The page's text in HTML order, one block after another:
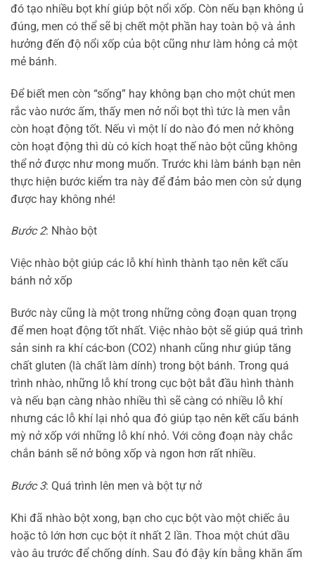
đó tạo nhiều bọt khí giúp bột nổi xốp. Còn nếu bạn không ủ
đúng, men có thể sẽ bị chết một phần hay toàn bộ và ảnh
hưởng đến độ nổi xốp của bột cũng như làm hỏng cả một
mẻ bánh.
Để biết men còn “sống” hay không bạn cho một chút men
rắc vào nước ấm, thấy men nở nổi bọt thì tức là men vẫn
còn hoạt động tốt. Nếu vì một lí do nào đó men nở không
còn hoạt động thì dù có kích hoạt thế nào bột cũng không
thể nở được như mong muốn. Trước khi làm bánh bạn nên
thực hiện bước kiểm tra này để đảm bảo men còn sử dụng
được hay không nhé!
Bước 2: Nhào bột
Việc nhào bột giúp các lỗ khí hình thành tạo nên kết cấu
bánh nở xốp
Bước này cũng là một trong những công đoạn quan trọng
để men hoạt động tốt nhất. Việc nhào bột sẽ giúp quá trình
sản sinh ra khí các-bon (CO2) nhanh cũng như giúp tăng
chất gluten (là chất làm dính) trong bột bánh. Trong quá
trình nhào, những lỗ khí trong cục bột bắt đầu hình thành
và nếu bạn càng nhào nhiều thì sẽ càng có nhiều lỗ khí
nhưng các lỗ khí lại nhỏ qua đó giúp tạo nên kết cấu bánh
mỳ nở xốp với những lỗ khí nhỏ. Với công đoạn này chắc
chắn bánh sẽ nở bông xốp và ngon hơn rất nhiều.
Bước 3: Quá trình lên men và bột tự nở
Khi đã nhào bột xong, bạn cho cục bột vào một chiếc âu
hoặc tô lớn hơn cục bột ít nhất 2 lần. Thoa một chút dầu
vào âu trước để chống dính. Sau đó đậy kín bằng khăn ấm